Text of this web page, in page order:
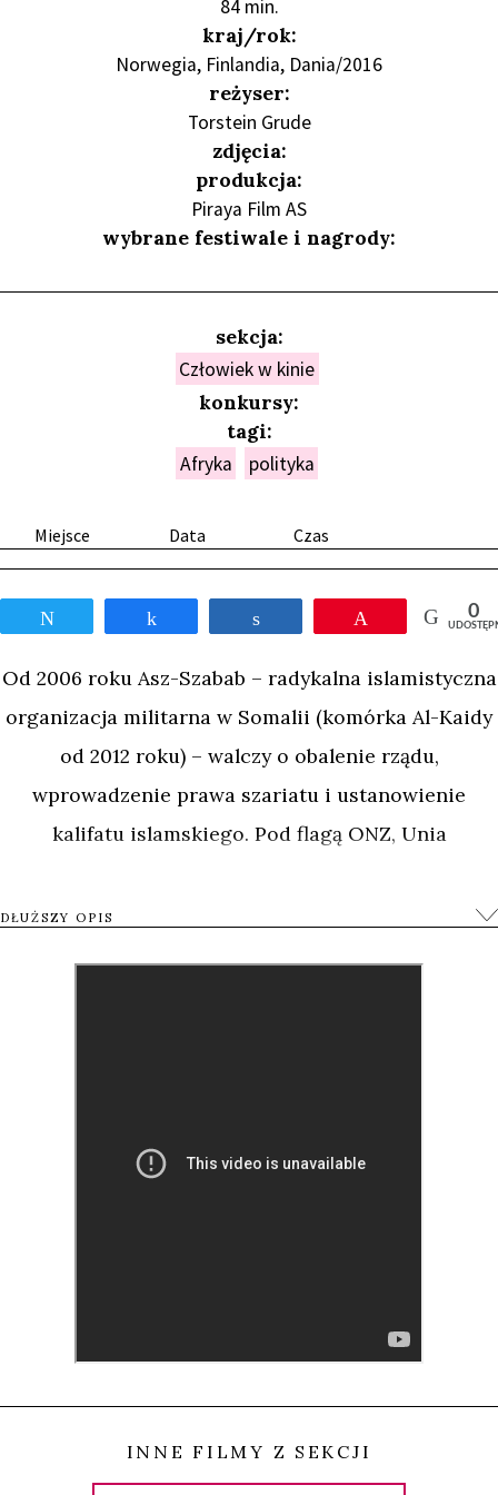
Miejsce Data Czas
Przypnij 0
Od 2006 roku Asz-Szabab – radykalna islamistyczna
organizacja militarna w Somalii (komórka Al-Kaidy
od 2012 roku) – walczy o obalenie rządu,
wprowadzenie prawa szariatu i ustanowienie
kalifatu islamskiego. Pod flagą ONZ, Unia
ramach której żołnierze z Burundi i Ugandy
perspektywy oddziału stacjonującego w stolicy
często najmłodsi. Asz-Szabab to inaczej„młodzież”,
chociaż„żołnierze” pojmani przez siły AMISOM to
nawet dzieci, którym ktoś obiecał niebo. Joshua
Oppenheimer, producent wykonawczy filmu, nazwał
„przeszywającym spojrzeniem na nasze
DŁUŻSZY OPIS
84 min.
kraj/rok:
Norwegia, Finlandia, Dania/2016
reżyser:
Torstein Grude
zdjęcia:
produkcja:
Piraya Film AS
wybrane festiwale i nagrody:
sekcja:
Człowiek w kinie
konkursy:
tagi:
Afryka polityka
INNE FILMY Z SEKCJI